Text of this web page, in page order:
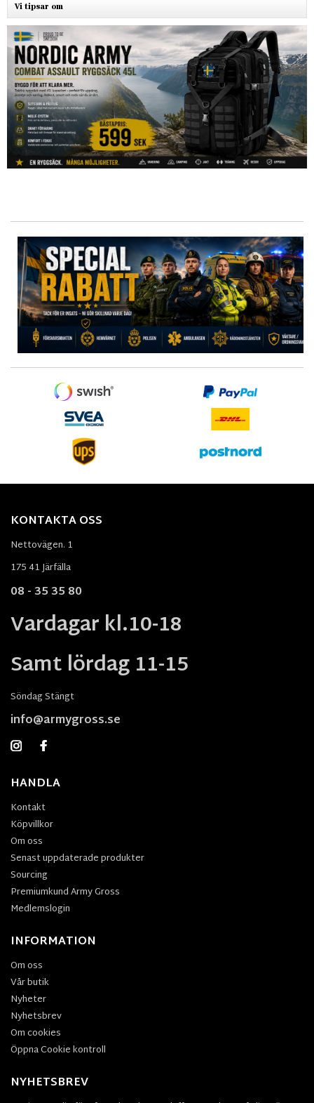
Vi tipsar om
KONTAKTA OSS
Nettovägen. 1
175 41 Järfälla
08 - 35 35 80
Vardagar kl.10-18
Samt lördag 11-15
Söndag Stängt
info@armygross.se
HANDLA
Kontakt
Köpvillkor
Om oss
Senast uppdaterade produkter
Sourcing
Premiumkund Army Gross
Medlemslogin
INFORMATION
Om oss
Vår butik
Nyheter
Nyhetsbrev
Om cookies
Öppna Cookie kontroll
NYHETSBREV